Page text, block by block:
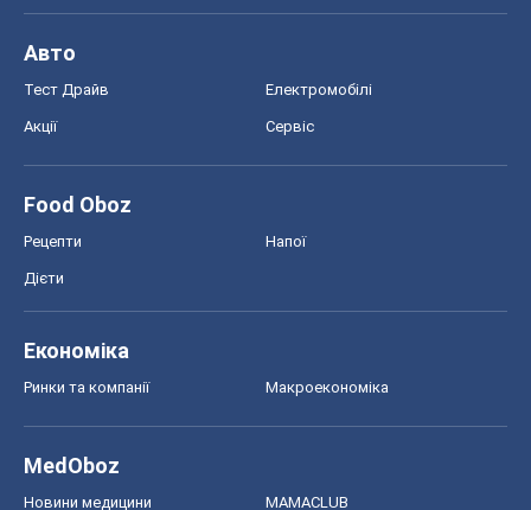
Авто
Тест Драйв Електромобілі
Акції Сервіс
Food Oboz
Рецепти Напої
Дієти
Економіка
Ринки та компанії Макроекономіка
MedOboz
Новини медицини MAMACLUB